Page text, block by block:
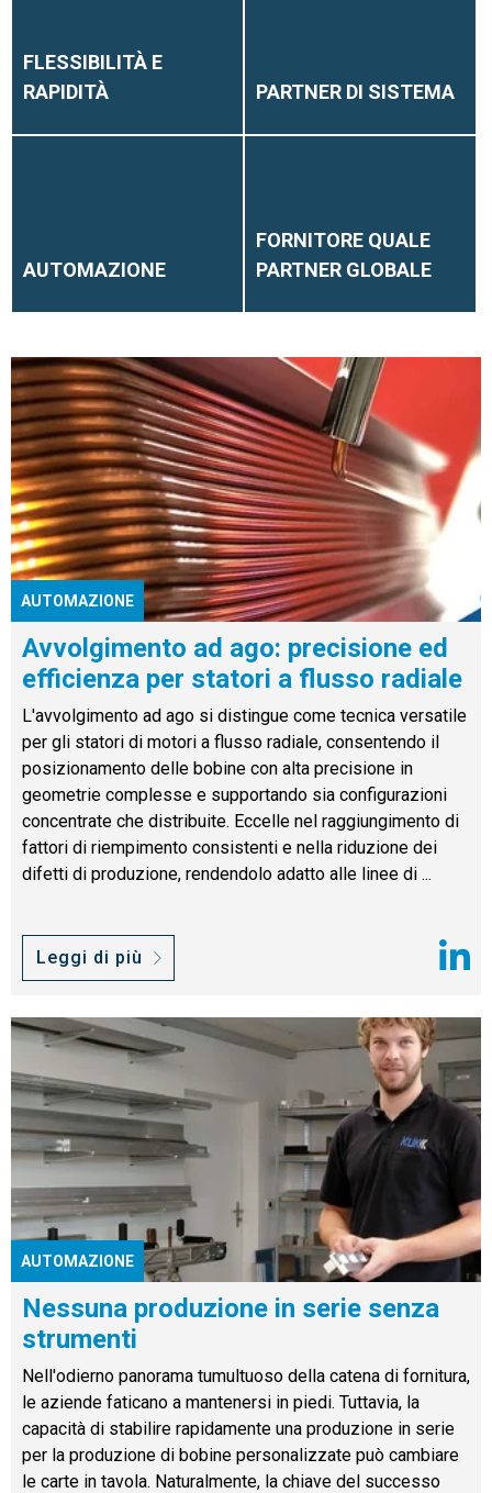
FLESSIBILITÀ E
RAPIDITÀ
PARTNER DI SISTEMA
AUTOMAZIONE
FORNITORE QUALE
PARTNER GLOBALE
AUTOMAZIONE
Avvolgimento ad ago: precisione ed
efficienza per statori a flusso radiale
L'avvolgimento ad ago si distingue come tecnica versatile
per gli statori di motori a flusso radiale, consentendo il
posizionamento delle bobine con alta precisione in
geometrie complesse e supportando sia configurazioni
concentrate che distribuite. Eccelle nel raggiungimento di
fattori di riempimento consistenti e nella riduzione dei
difetti di produzione, rendendolo adatto alle linee di ...
Leggi di più
AUTOMAZIONE
Nessuna produzione in serie senza
strumenti
Nell'odierno panorama tumultuoso della catena di fornitura,
le aziende faticano a mantenersi in piedi. Tuttavia, la
capacità di stabilire rapidamente una produzione in serie
per la produzione di bobine personalizzate può cambiare
le carte in tavola. Naturalmente, la chiave del successo